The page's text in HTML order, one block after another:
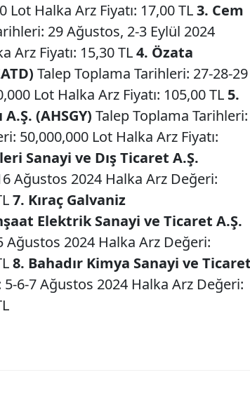
Halka Arz Fiyatı: 17,00 TL3. Cem
29 Ağustos, 2-3 Eylül 2024
Arz Fiyatı: 15,30 TL4. Özata
Talep Toplama Tarihleri: 27-28-29
Lot Halka Arz Fiyatı: 105,00 TL 5.
(AHSGY) Talep Toplama Tarihleri:
50,000,000 Lot Halka Arz Fiyatı:
Sanayi ve Dış Ticaret A.Ş.
Ağustos 2024 Halka Arz Değeri:
7. Kıraç Galvaniz
Elektrik Sanayi ve Ticaret A.Ş.
Ağustos 2024 Halka Arz Değeri:
8. Bahadır Kimya Sanayi ve
6-7 Ağustos 2024 Halka Arz Değeri: